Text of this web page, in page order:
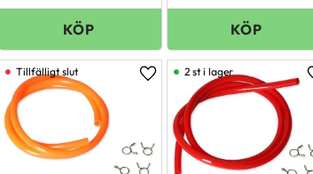
till i favoriter Lägg till i favoriter
2 st i lager